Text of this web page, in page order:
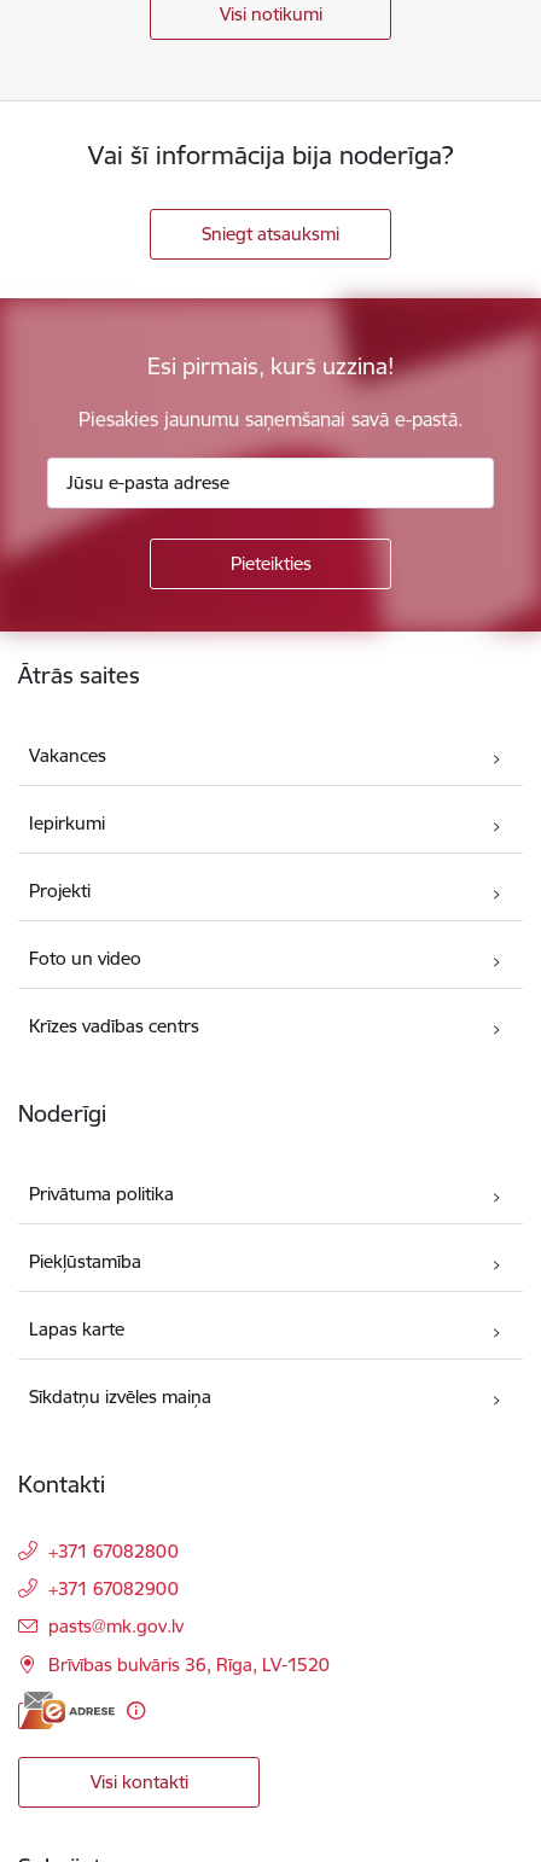
Visi notikumi
Vai šī informācija bija noderīga?
Sniegt atsauksmi
Esi pirmais, kurš uzzina!
Piesakies jaunumu saņemšanai savā e-pastā.
Kājene
Ātrās saites
Vakances
Iepirkumi
Projekti
Foto un video
Krīzes vadības centrs
Noderīgi
Privātuma politika
Piekļūstamība
Lapas karte
Sīkdatņu izvēles maiņa
Kontakti
+371 67082800
+371 67082900
E-pasts:
pasts@mk.gov.lv
Brīvības bulvāris 36, Rīga, LV-1520
Visi kontakti